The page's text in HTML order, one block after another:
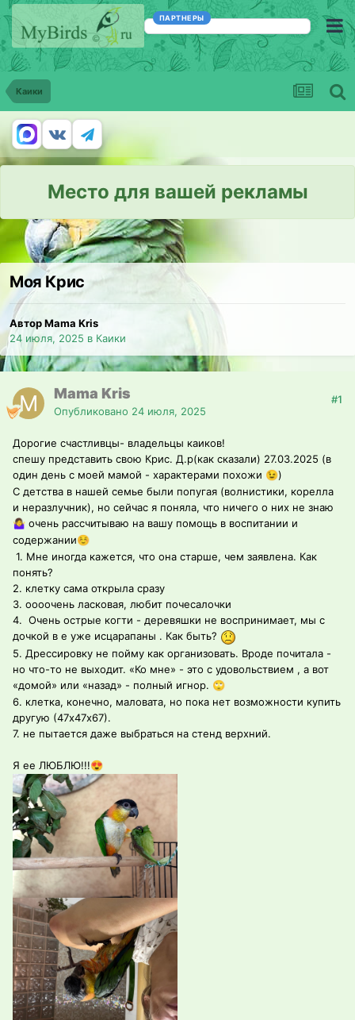
ПАРТНЕРЫ
Каики
Место для вашей рекламы
Моя Крис
Автор Mama Kris
24 июля, 2025 в Каики
Mama Kris
Опубликовано 24 июля, 2025
#1
Дорогие счастливцы- владельцы каиков!
спешу представить свою Крис. Д.р(как сказали) 27.03.2025 (в
один день с моей мамой - характерами похожи 😉)
С детства в нашей семье были попугая (волнистики, корелла
и неразлучник), но сейчас я поняла, что ничего о них не знаю
🤷‍♀️ очень рассчитываю на вашу помощь в воспитании и
содержании☺️
1. Мне иногда кажется, что она старше, чем заявлена. Как
понять?
2. клетку сама открыла сразу
3. оооочень ласковая, любит почесалочки
4. Очень острые когти - деревяшки не воспринимает, мы с
дочкой в е уже исцарапаны . Как быть?
5. Дрессировку не пойму как организовать. Вроде почитала -
но что-то не выходит. «Ко мне» - это с удовольствием , а вот
«домой» или «назад» - полный игнор. 🙄
6. клетка, конечно, маловата, но пока нет возможности купить
другую (47х47х67).
7. не пытается даже выбраться на стенд верхний.
Я ее ЛЮБЛЮ!!!😍